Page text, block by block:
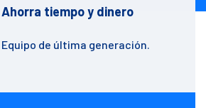
Ahorra tiempo y dinero
Equipo de última generación.